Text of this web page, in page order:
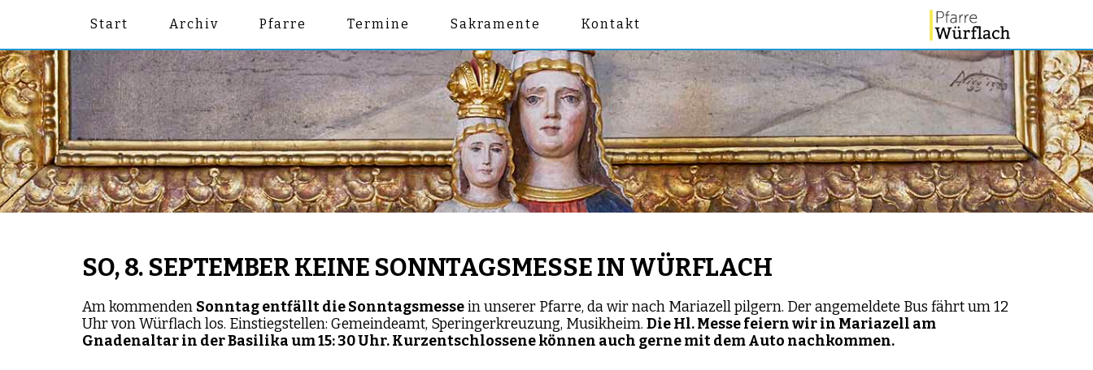
Start Archiv Pfarre Termine Sakramente Kontakt
SO, 8. SEPTEMBER KEINE SONNTAGSMESSE IN WÜRFLACH
Am kommenden Sonntag entfällt die Sonntagsmessein unserer Pfarre, da wir nach Mariazell pilgern. Der angemeldete Bus fährt um 12
Uhr von Würflach los. Einstiegstellen: Gemeindeamt, Speringerkreuzung, Musikheim. Die Hl. Messe feiern wir in Mariazell am
Gnadenaltar in der Basilika um 15: 30 Uhr. Kurzentschlossene können auch gerne mit dem Auto nachkommen.